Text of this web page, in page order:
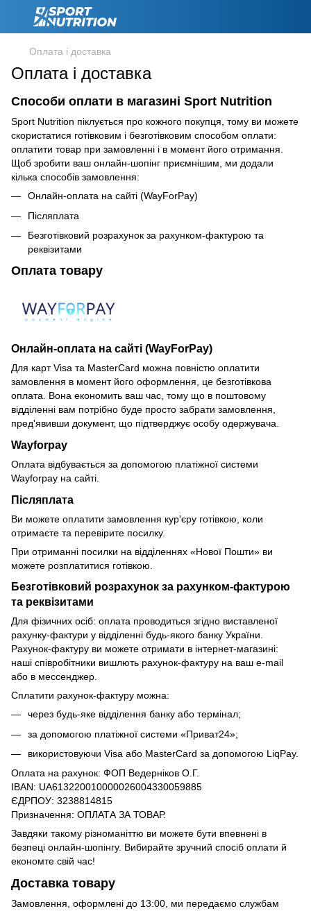
Оплата і доставка
Оплата і доставка
Способи оплати в магазині Sport Nutrition
Sport Nutrition піклується про кожного покупця, тому ви можете
скористатися готівковим і безготівковим способом оплати:
оплатити товар при замовленні і в момент його отримання.
Щоб зробити ваш онлайн-шопінг приємнішим, ми додали
кілька способів замовлення:
Онлайн-оплата на сайті (WayForPay)
Післяплата
Безготівковий розрахунок за рахунком-фактурою та
реквізитами
Оплата товару
Онлайн-оплата на сайті (WayForPay)
Для карт Visa та MasterCard можна повністю оплатити
замовлення в момент його оформлення, це безготівкова
оплата. Вона економить ваш час, тому що в поштовому
відділенні вам потрібно буде просто забрати замовлення,
пред'явивши документ, що підтверджує особу одержувача.
Wayforpay
Оплата відбувається за допомогою платіжної системи
Wayforpay на сайті.
Післяплата
Ви можете оплатити замовлення кур'єру готівкою, коли
отримаєте та перевірите посилку.
При отриманні посилки на відділеннях «Нової Пошти» ви
можете розплатитися готівкою.
Безготівковий розрахунок за рахунком-фактурою
та реквізитами
Для фізичних осіб: оплата проводиться згідно виставленої
рахунку-фактури у відділенні будь-якого банку України.
Рахунок-фактуру ви можете отримати в інтернет-магазині:
наші співробітники вишлють рахунок-фактуру на ваш e-mail
або в мессенджер.
Сплатити рахунок-фактуру можна:
через будь-яке відділення банку або термінал;
за допомогою платіжної системи «Приват24»;
використовуючи Visa або MasterCard за допомогою LiqPay.
Оплата на рахунок: ФОП Ведерніков О.Г.
IBAN: UA613220010000026004330059885
ЄДРПОУ: 3238814815
Призначення: ОПЛАТА ЗА ТОВАР.
Завдяки такому різноманіттю ви можете бути впевнені в
безпеці онлайн-шопінгу. Вибирайте зручний спосіб оплати й
економте свій час!
Доставка товару
Замовлення, оформлені до 13:00, ми передаємо службам